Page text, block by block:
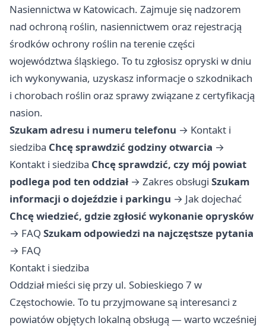
Nasiennictwa w Katowicach. Zajmuje się nadzorem
nad ochroną roślin, nasiennictwem oraz rejestracją
środków ochrony roślin na terenie części
województwa śląskiego. To tu zgłosisz opryski w dniu
ich wykonywania, uzyskasz informacje o szkodnikach
i chorobach roślin oraz sprawy związane z certyfikacją
nasion.
Szukam adresu i numeru telefonu → Kontakt i
siedziba Chcę sprawdzić godziny otwarcia →
Kontakt i siedziba Chcę sprawdzić, czy mój powiat
podlega pod ten oddział → Zakres obsługi Szukam
informacji o dojeździe i parkingu → Jak dojechać
Chcę wiedzieć, gdzie zgłosić wykonanie oprysków
→ FAQ Szukam odpowiedzi na najczęstsze pytania
→ FAQ
Kontakt i siedziba
Oddział mieści się przy ul. Sobieskiego 7 w
Częstochowie. To tu przyjmowane są interesanci z
powiatów objętych lokalną obsługą — warto wcześniej